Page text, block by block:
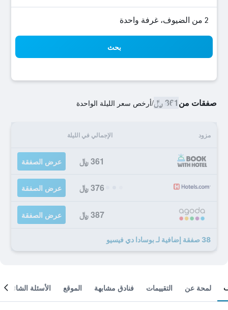
2 من الضيوف، غرفة واحدة
بحث
صفقات من361 ﷼ /أرخص سعر الليلة الواحدة
مزود الإجمالي في الليلة
361 ﷼ عرض الصفقة
376 ﷼ عرض الصفقة
387 ﷼ عرض الصفقة
38 صفقة إضافية لـ بوسادا دي فيسيو
لمحة عن التقييمات فنادق مشابهة الموقع الأسئلة الشائعة